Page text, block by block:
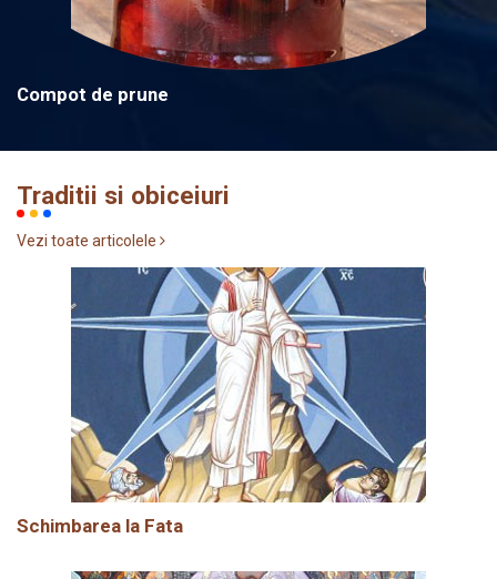
Compot de prune
Traditii si obiceiuri
Vezi toate articolele
Schimbarea la Fata